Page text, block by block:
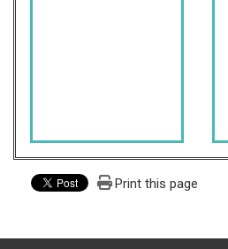
Print this page